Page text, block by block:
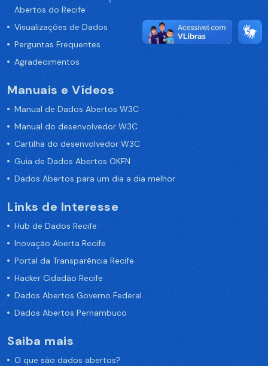
Abertos do Recife
Visualizações de Dados
Perguntas Frequentes
Agradecimentos
Manuais e Vídeos
Manual de Dados Abertos W3C
Manual do desenvolvedor W3C
Cartilha do desenvolvedor W3C
Guia de Dados Abertos OKFN
Dados Abertos para um dia a dia melhor
Links de Interesse
Hub de Dados Recife
Inovação Aberta Recife
Portal da Transparência Recife
Hacker Cidadão Recife
Dados Abertos Governo Federal
Dados Abertos Pernambuco
Saiba mais
O que são dados abertos?